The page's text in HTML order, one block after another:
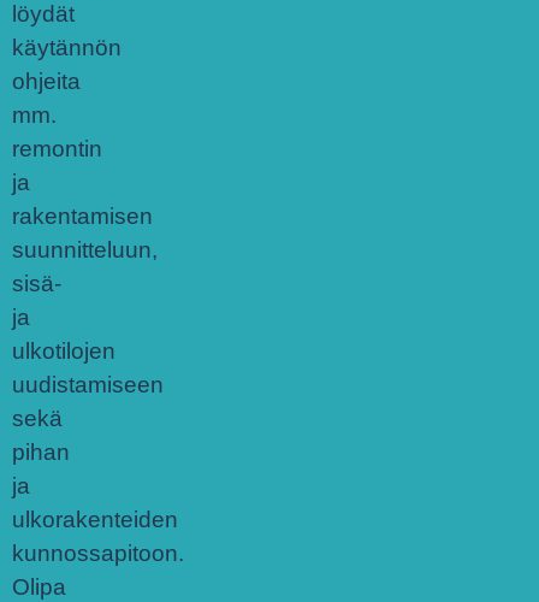
löydät
käytännön
ohjeita
mm.
remontin
ja
rakentamisen
suunnitteluun,
sisä-
ja
ulkotilojen
uudistamiseen
sekä
pihan
ja
ulkorakenteiden
kunnossapitoon.
Olipa